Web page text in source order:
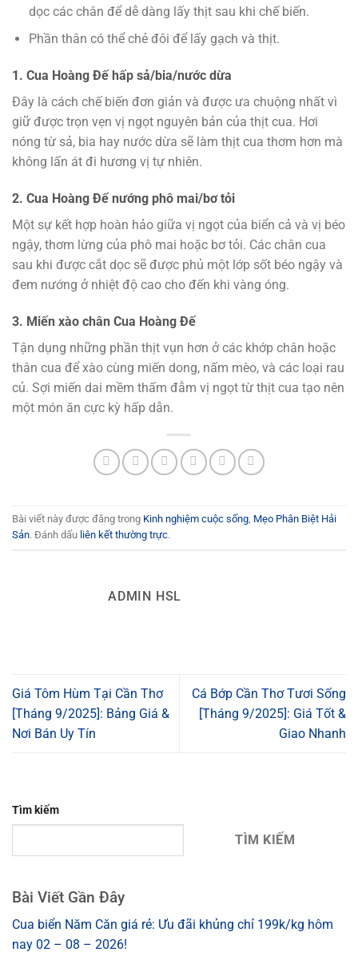
dọc các chân để dễ dàng lấy thịt sau khi chế biến.
Phần thân có thể chẻ đôi để lấy gạch và thịt.
1. Cua Hoàng Đế hấp sả/bia/nước dừa
Đây là cách chế biến đơn giản và được ưa chuộng nhất vì
giữ được trọn vẹn vị ngọt nguyên bản của thịt cua. Hơi
nóng từ sả, bia hay nước dừa sẽ làm thịt cua thơm hơn mà
không lấn át đi hương vị tự nhiên.
2. Cua Hoàng Đế nướng phô mai/bơ tỏi
Một sự kết hợp hoàn hảo giữa vị ngọt của biển cả và vị béo
ngậy, thơm lừng của phô mai hoặc bơ tỏi. Các chân cua
sau khi được cắt dọc sẽ được phủ một lớp sốt béo ngậy và
đem nướng ở nhiệt độ cao cho đến khi vàng óng.
3. Miến xào chân Cua Hoàng Đế
Tận dụng những phần thịt vụn hơn ở các khớp chân hoặc
thân cua để xào cùng miến dong, nấm mèo, và các loại rau
củ. Sợi miến dai mềm thấm đẫm vị ngọt từ thịt cua tạo nên
một món ăn cực kỳ hấp dẫn.
Bài viết này được đăng trong Kinh nghiệm cuộc sống Mẹo Phân Biệt Hải
Sản. Đánh dấu liên kết thường trực.
ADMIN HSL
Giá Tôm Hùm Tại Cần Thơ
[Tháng 9/2025]: Bảng Giá &
Nơi Bán Uy Tín
Cá Bớp Cần Thơ Tươi Sống
[Tháng 9/2025]: Giá Tốt &
Giao Nhanh
Tìm kiếm
TÌM KIẾM
Bài Viết Gần Đây
Cua biển Năm Căn giá rẻ: Ưu đãi khủng chỉ 199k/kg hôm
nay 02 – 08 – 2026!